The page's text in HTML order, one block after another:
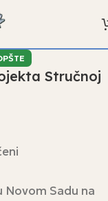
Stručnoj
Novom Sadu na